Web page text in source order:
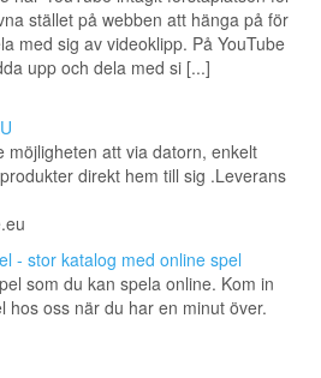
stället på webben att hänga på för
med sig av videoklipp. På YouTube
upp och dela med si [...]
möjligheten att via datorn, enkelt
direkt hem till sig .Leverans
- stor katalog med online spel
som du kan spela online. Kom in
hos oss när du har en minut över.